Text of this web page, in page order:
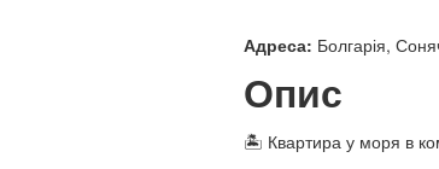
Адреса: Болгарія,
Опис
🏝 Квартира у моря в